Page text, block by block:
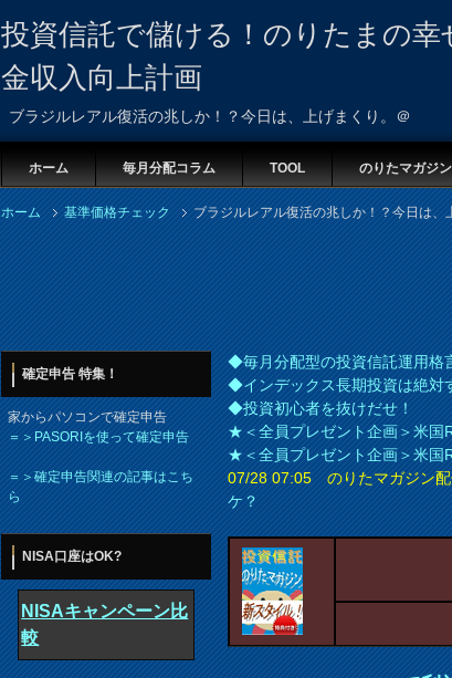
投資信託で儲ける！のりたまの幸
金収入向上計画
ブラジルレアル復活の兆しか！？今日は、上げまくり。＠
ホーム 毎月分配コラム TOOL のりたマガジン
ホーム 基準価格チェック ブラジルレアル復活の兆しか！？今日は、
◆毎月分配型の投資信託運用格
◆インデックス長期投資は絶対
◆投資初心者を抜けだせ！
★＜全員プレゼント企画＞米国
★＜全員プレゼント企画＞米国
07/28 07:05 のりたマガジン
ケ？
確定申告 特集！
家からパソコンで確定申告
＝＞PASORIを使って確定申告
＝＞確定申告関連の記事はこち
ら
NISA口座はOK?
NISAキャンペーン比
較